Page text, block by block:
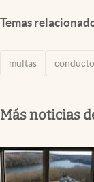
Temas
multas
Más noticias